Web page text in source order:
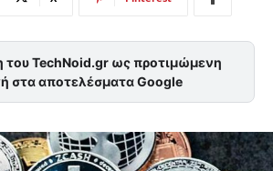
του TechNoid.gr ως προτιμώμενη
στα αποτελέσματα Google